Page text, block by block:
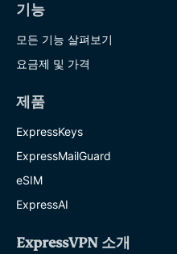
기능
모든 기능 살펴보기
요금제 및 가격
제품
ExpressKeys
ExpressMailGuard
eSIM
ExpressAI
ExpressVPN 소개